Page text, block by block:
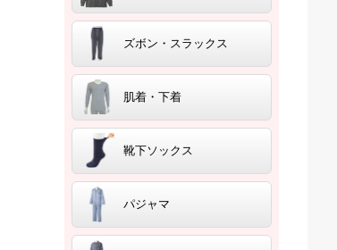
ズボン・スラックス
肌着・下着
靴下ソックス
パジャマ